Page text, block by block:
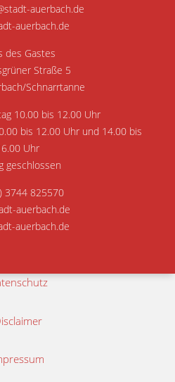
auerbach.de
auerbach.de
des Gastes
Straße 5
Schnarrtanne
10.00 bis 12.00 Uhr
bis 12.00 Uhr und 14.00 bis
Uhr
geschlossen
3744 825570
auerbach.de
auerbach.de